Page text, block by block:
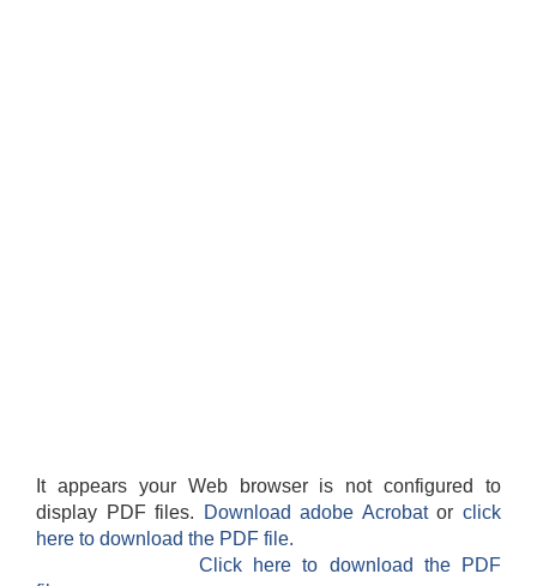
It appears your Web browser is not configured to
display PDF files.
Download adobe Acrobatorclick
here to download the PDF file.
Click here to download the PDF